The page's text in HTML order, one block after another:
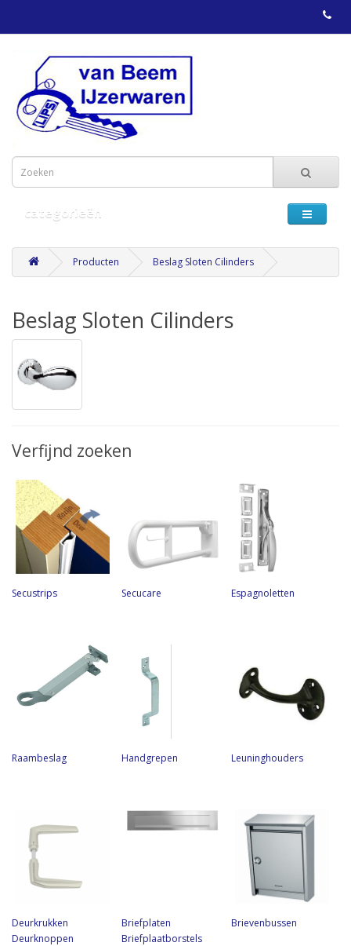
categorieën
Producten Beslag Sloten Cilinders
Beslag Sloten Cilinders
Verfijnd zoeken
Secustrips Secucare Espagnoletten
Raambeslag Handgrepen Leuninghouders
Deurkrukken
Deurknoppen
Briefplaten
Briefplaatborstels
Brievenbussen